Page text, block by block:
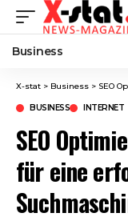
Business
X-stat > Business > SEO
BUSINESS INTERNET
SEO
für eine